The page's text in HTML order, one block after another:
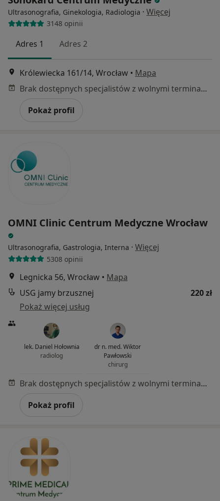
Ultrasonografia, Ginekologia, Radiologia · Więcej
3148 opinii
Adres 1 Adres 2
Królewiecka 161/14, Wrocław • Mapa
Brak dostępnych specjalistów z wolnymi terminami w tym centrum medycznym.
Pokaż profil
OMNI Clinic Centrum Medyczne Wrocław
Ultrasonografia, Gastrologia, Interna · Więcej
5308 opinii
Legnicka 56, Wrocław • Mapa
USG jamy brzusznej
220 zł
Pokaż więcej usług
lek. Daniel Hołownia
radiolog
dr n. med. Wiktor
Pawłowski
chirurg
Brak dostępnych specjalistów z wolnymi terminami w tym centrum medycznym.
Pokaż profil